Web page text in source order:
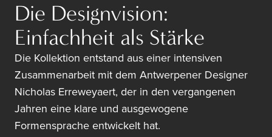
Die Designvision:
Einfachheit als Stärke
Die Kollektion entstand aus einer intensiven
Zusammenarbeit mit dem Antwerpener Designer
Nicholas Erreweyaert, der in den vergangenen
Jahren eine klare und ausgewogene
Formensprache entwickelt hat.